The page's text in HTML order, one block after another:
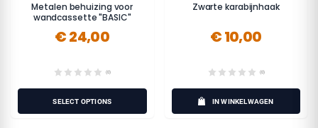
Metalen behuizing voor
wandcassette "BASIC"
€ 24,00
(0)
SELECT OPTIONS
Zwarte karabijnhaak
€ 10,00
(0)
IN WINKELWAGEN